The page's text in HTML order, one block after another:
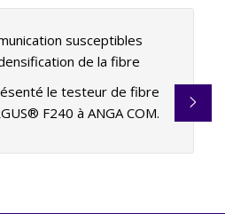
susceptibles
de la fibre
le testeur de fibre
F240 à ANGA COM.